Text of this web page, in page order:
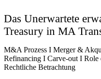
Das Unerwartete
Treasury in MA
M&A Prozess I Merger &
Refinancing I Carve-out I Role
Rechtliche Betrachtung